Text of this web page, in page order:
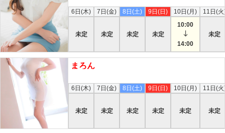
6日(木)
未定
7日(金)
未定
8日(土)
未定
9日(日)
未定
10日(月)
10:00
14:00
11日(
未定
まろん
6日(木)
未定
7日(金)
未定
8日(土)
未定
9日(日)
未定
10日(月)
未定
11日(
未定